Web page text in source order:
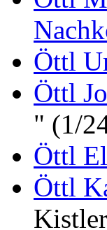
Öttl
Öttl
" (1/
Öttl
Öttl